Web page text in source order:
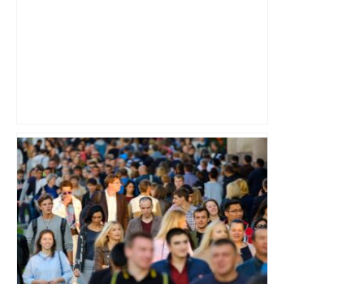
Un homme de 50 ans “complotiste” mis
en examen pour sept tentatives de
meurtre à Toulouse – L’Écho
Républicain